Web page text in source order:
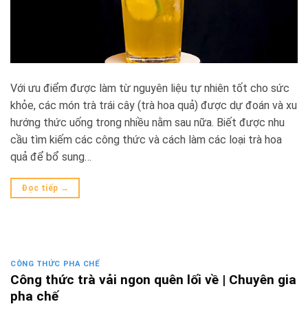
Với ưu điểm được làm từ nguyên liệu tự nhiên tốt cho sức
khỏe, các món trà trái cây (trà hoa quả) được dự đoán và xu
hướng thức uống trong nhiều nằm sau nữa. Biết được nhu
cầu tìm kiếm các công thức và cách làm các loại trà hoa
quả để bổ sung…
Đọc tiếp →
CÔNG THỨC PHA CHẾ
Công thức trà vải ngon quên lối về | Chuyên gia
pha chế